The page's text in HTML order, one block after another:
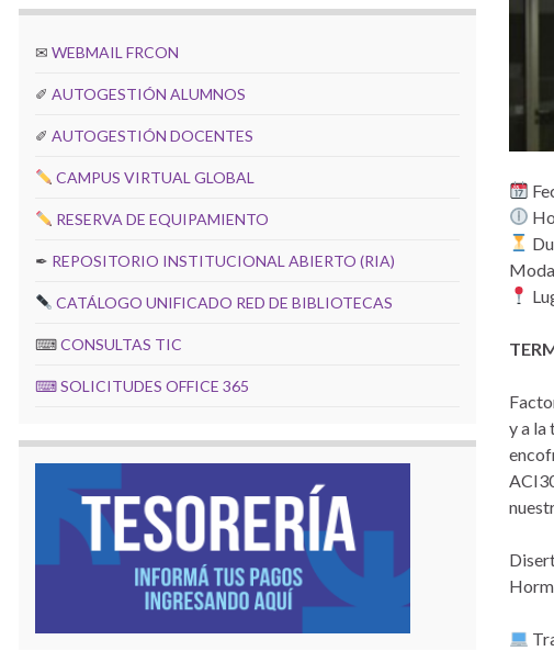
y a la
✉ WEBMAIL FRCON
✐ AUTOGESTIÓN ALUMNOS
✐ AUTOGESTIÓN DOCENTES
CAMPUS VIRTUAL GLOBAL
RESERVA DE EQUIPAMIENTO
✒ REPOSITORIO INSTITUCIONAL ABIERTO (RIA)
CATÁLOGO UNIFICADO RED DE BIBLIOTECAS
⌨CONSULTAS TIC
⌨SOLICITUDES OFFICE 365